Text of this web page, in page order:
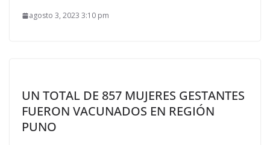
agosto 3, 2023 3:10 pm
UN TOTAL DE 857 MUJERES GESTANTES
FUERON VACUNADOS EN REGIÓN
PUNO